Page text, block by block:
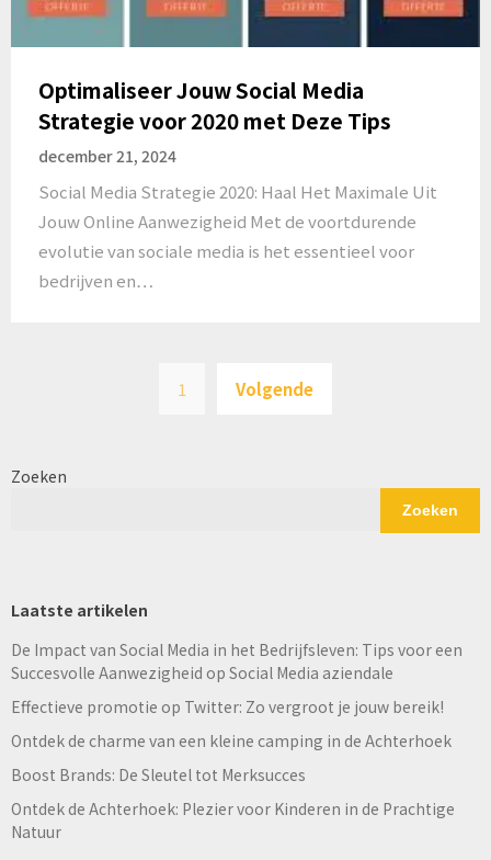
Optimaliseer Jouw Social Media
Strategie voor 2020 met Deze Tips
december 21, 2024
Social Media Strategie 2020: Haal Het Maximale Uit
Jouw Online Aanwezigheid Met de voortdurende
evolutie van sociale media is het essentieel voor
bedrijven en…
pagination
1 Volgende
Zoeken
Zoeken
Laatste artikelen
De Impact van Social Media in het Bedrijfsleven: Tips voor een
Succesvolle Aanwezigheid op Social Media aziendale
Effectieve promotie op Twitter: Zo vergroot je jouw bereik!
Ontdek de charme van een kleine camping in de Achterhoek
Boost Brands: De Sleutel tot Merksucces
Ontdek de Achterhoek: Plezier voor Kinderen in de Prachtige
Natuur